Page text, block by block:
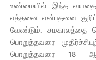
உண்மையில் இந்த வயதை
எத்தனை என்பதனை
வேண்டும். சமகாலத்தை
பொறுத்தவரை
பொறுத்தவரை 18